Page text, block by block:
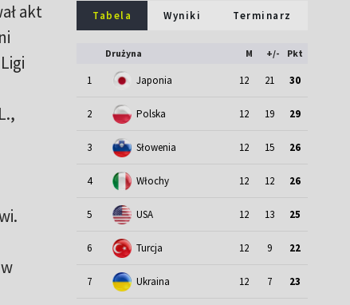
akt
Tabela Wyniki Terminarz
Drużyna M +/- Pkt
1 Japonia 12 21 30
2 Polska 12 19 29
3 Słowenia 12 15 26
4 Włochy 12 12 26
5 USA 12 13 25
6 Turcja 12 9 22
7 Ukraina 12 7 23